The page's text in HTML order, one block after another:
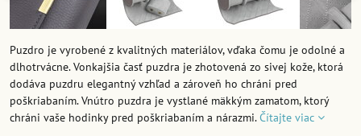
Puzdro je vyrobené z kvalitných materiálov, vďaka čomu je odolné a
dlhotrvácne. Vonkajšia časť puzdra je zhotovená zo sivej kože, ktorá
dodáva puzdru elegantný vzhľad a zároveň ho chráni pred
poškriabaním. Vnútro puzdra je vystlané mäkkým zamatom, ktorý
chráni vaše hodinky pred poškriabaním a nárazmi.Čítajte viac